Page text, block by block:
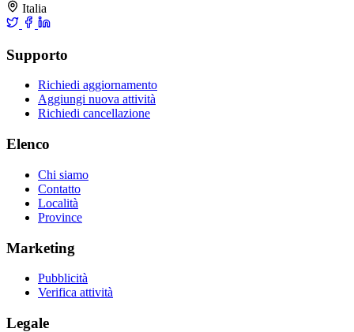
Italia
Supporto
Richiedi aggiornamento
Aggiungi nuova attività
Richiedi cancellazione
Elenco
Chi siamo
Contatto
Località
Province
Marketing
Pubblicità
Verifica attività
Legale